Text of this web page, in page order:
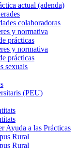
actual (adenda)
colaboradoras
y normativa
prácticas
y normativa
prácticas
sexuals
(PEU)
Ayuda a las Prácticas
Rural
Rural